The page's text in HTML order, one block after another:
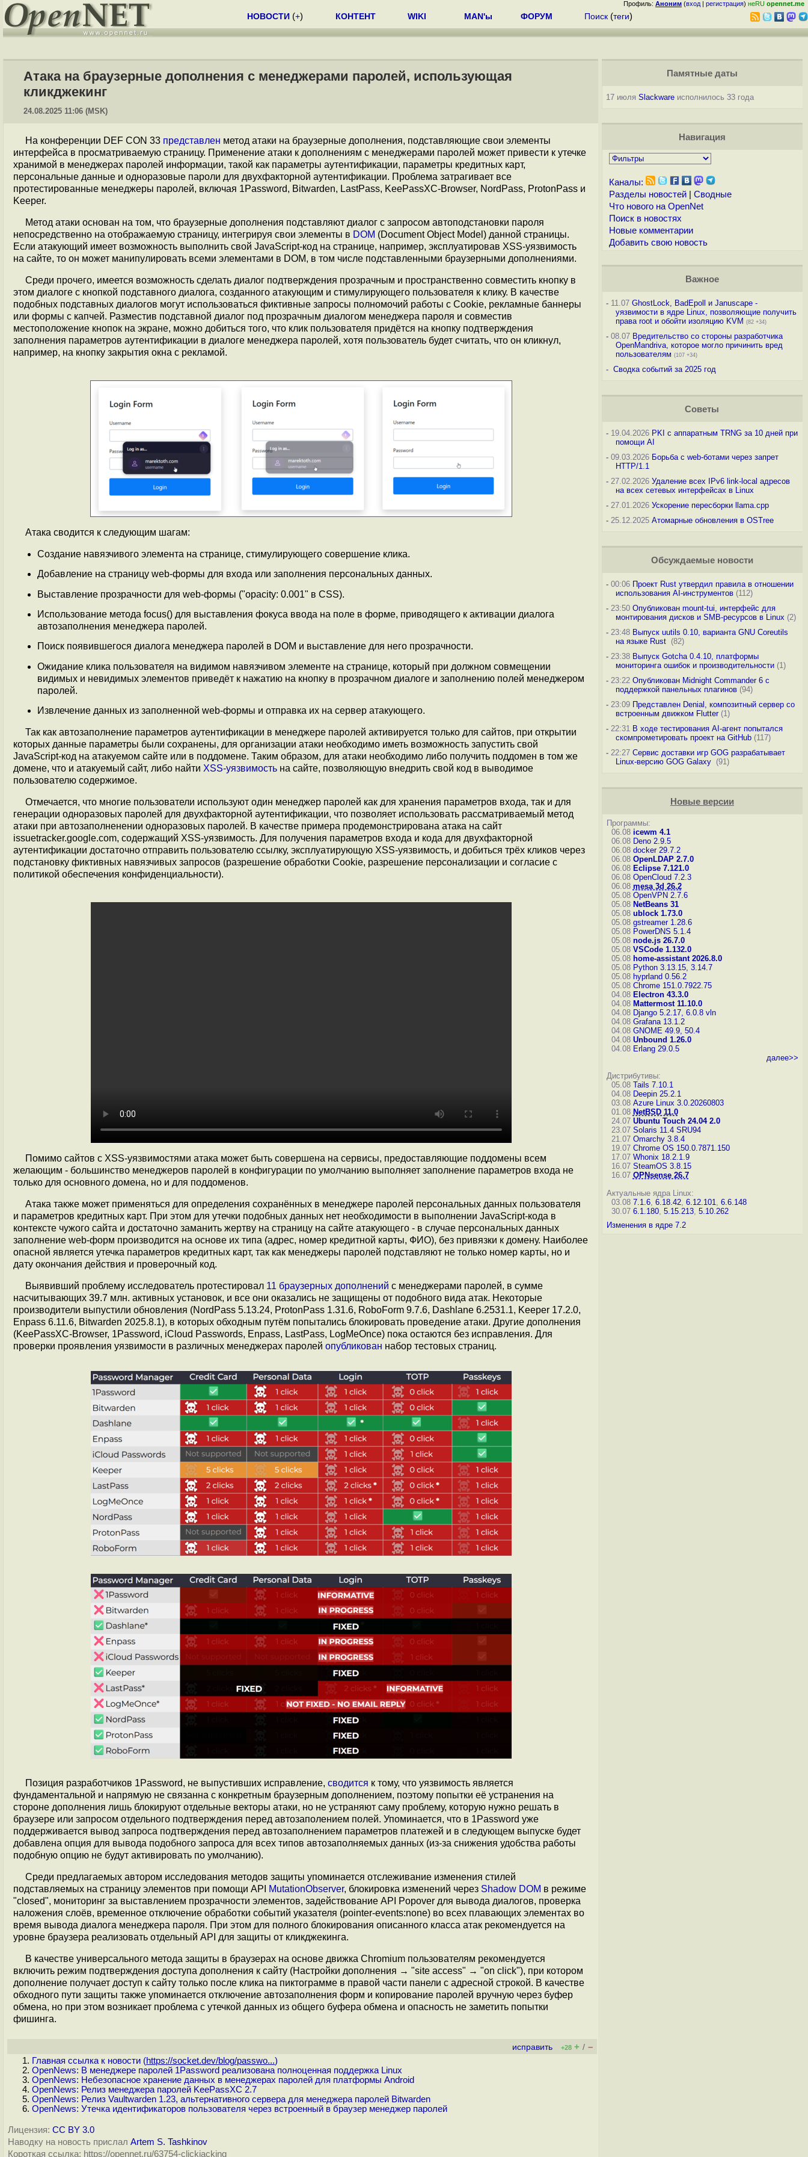
Профиль: Аноним (вход | регистрация) неRU opennet.me
НОВОСТИ (+) КОНТЕНТ WIKI MAN'ы ФОРУМ Поиск (теги)
Атака на браузерные дополнения с менеджерами паролей, использующая
кликджекинг
24.08.2025 11:06 (MSK)
На конференции DEF CON 33 представлен метод атаки на браузерные дополнения, подставляющие свои элементы
интерфейса в просматриваемую страницу. Применение атаки к дополнениям с менеджерами паролей может привести к утечке
хранимой в менеджерах паролей информации, такой как параметры аутентификации, параметры кредитных карт,
персональные данные и одноразовые пароли для двухфакторной аутентификации. Проблема затрагивает все
протестированные менеджеры паролей, включая 1Password, Bitwarden, LastPass, KeePassXC-Browser, NordPass, ProtonPass и
Keeper.
Метод атаки основан на том, что браузерные дополнения подставляют диалог с запросом автоподстановки пароля
непосредственно на отображаемую страницу, интегрируя свои элементы в DOM (Document Object Model) данной страницы.
Если атакующий имеет возможность выполнить свой JavaScript-код на странице, например, эксплуатировав XSS-уязвимость
на сайте, то он может манипулировать всеми элементами в DOM, в том числе подставленными браузерными дополнениями.
Среди прочего, имеется возможность сделать диалог подтверждения прозрачным и пространственно совместить кнопку в
этом диалоге с кнопкой подставного диалога, созданного атакующим и стимулирующего пользователя к клику. В качестве
подобных подставных диалогов могут использоваться фиктивные запросы полномочий работы с Cookie, рекламные баннеры
или формы с капчей. Разместив подставной диалог под прозрачным диалогом менеджера пароля и совместив
местоположение кнопок на экране, можно добиться того, что клик пользователя придётся на кнопку подтверждения
заполнения параметров аутентификации в диалоге менеджера паролей, хотя пользователь будет считать, что он кликнул,
например, на кнопку закрытия окна с рекламой.
Атака сводится к следующим шагам:
Создание навязчивого элемента на странице, стимулирующего совершение клика.
Добавление на страницу web-формы для входа или заполнения персональных данных.
Выставление прозрачности для web-формы ("opacity: 0.001" в CSS).
Использование метода focus() для выставления фокуса ввода на поле в форме, приводящего к активации диалога
автозаполнения менеджера паролей.
Поиск появившегося диалога менеджера паролей в DOM и выставление для него прозрачности.
Ожидание клика пользователя на видимом навязчивом элементе на странице, который при должном совмещении
видимых и невидимых элементов приведёт к нажатию на кнопку в прозрачном диалоге и заполнению полей менеджером
паролей.
Извлечение данных из заполненной web-формы и отправка их на сервер атакующего.
Так как автозаполнение параметров аутентификации в менеджере паролей активируется только для сайтов, при открытии
которых данные параметры были сохранены, для организации атаки необходимо иметь возможность запустить свой
JavaScript-код на атакуемом сайте или в поддомене. Таким образом, для атаки необходимо либо получить поддомен в том же
домене, что и атакуемый сайт, либо найти XSS-уязвимость на сайте, позволяющую внедрить свой код в выводимое
пользователю содержимое.
Отмечается, что многие пользователи используют один менеджер паролей как для хранения параметров входа, так и для
генерации одноразовых паролей для двухфакторной аутентификации, что позволяет использовать рассматриваемый метод
атаки при автозаполненении одноразовых паролей. В качестве примера продемонстрирована атака на сайт
issuetracker.google.com, содержащий XSS-уязвимость. Для получения параметров входа и кода для двухфакторной
аутентификации достаточно отправить пользователю ссылку, эксплуатирующую XSS-уязвимость, и добиться трёх кликов через
подстановку фиктивных навязчивых запросов (разрешение обработки Cookie, разрешение персонализации и согласие с
политикой обеспечения конфиденциальности).
Помимо сайтов с XSS-уязвимостями атака может быть совершена на сервисы, предоставляющие поддомены всем
желающим - большинство менеджеров паролей в конфигурации по умолчанию выполняет заполнение параметров входа не
только для основного домена, но и для поддоменов.
Атака также может применяться для определения сохранённых в менеджере паролей персональных данных пользователя
и параметров кредитных карт. При этом для утечки подобных данных нет необходимости в выполнении JavaScript-кода в
контексте чужого сайта и достаточно заманить жертву на страницу на сайте атакующего - в случае персональных данных
заполнение web-форм производится на основе их типа (адрес, номер кредитной карты, ФИО), без привязки к домену. Наиболее
опасной является утечка параметров кредитных карт, так как менеджеры паролей подставляют не только номер карты, но и
дату окончания действия и проверочный код.
Выявивший проблему исследователь протестировал 11 браузерных дополнений с менеджерами паролей, в сумме
насчитывающих 39.7 млн. активных установок, и все они оказались не защищены от подобного вида атак. Некоторые
производители выпустили обновления (NordPass 5.13.24, ProtonPass 1.31.6, RoboForm 9.7.6, Dashlane 6.2531.1, Keeper 17.2.0,
Enpass 6.11.6, Bitwarden 2025.8.1), в которых обходным путём попытались блокировать проведение атаки. Другие дополнения
(KeePassXC-Browser, 1Password, iCloud Passwords, Enpass, LastPass, LogMeOnce) пока остаются без исправления. Для
проверки проявления уязвимости в различных менеджерах паролей опубликован набор тестовых страниц.
Позиция разработчиков 1Password, не выпустивших исправление, сводится к тому, что уязвимость является
фундаментальной и напрямую не связанна с конкретным браузерным дополнением, поэтому попытки её устранения на
стороне дополнения лишь блокируют отдельные векторы атаки, но не устраняют саму проблему, которую нужно решать в
браузере или запросом отдельного подтверждения перед автозаполением полей. Упоминается, что в 1Password уже
поддерживается вывод запроса подтверждения перед автозаполнением параметров платежей и в следующем выпуске будет
добавлена опция для вывода подобного запроса для всех типов автозаполняемых данных (из-за снижения удобства работы
подобную опцию не будут активировать по умолчанию).
Среди предлагаемых автором исследования методов защиты упоминается отслеживание изменения стилей
подставляемых на страницу элементов при помощи API
MutationObserver, блокировка изменений через Shadow DOM в режиме
"closed", мониторинг за выставлением прозрачности элементов, задействование API Popover для вывода диалогов, проверка
наложения слоёв, временное отключение обработки событий указателя (pointer-events:none) во всех плавающих элементах во
время вывода диалога менеджера пароля. При этом для полного блокирования описанного класса атак рекомендуется на
уровне браузера реализовать отдельный API для защиты от кликджекинга.
В качестве универсального метода защиты в браузерах на основе движка Chromium пользователям рекомендуется
включить режим подтверждения доступа дополнения к сайту (Настройки дополнения → "site access" → "on click"), при котором
дополнение получает доступ к сайту только после клика на пиктограмме в правой части панели с адресной строкой. В качестве
обходного пути защиты также упоминается отключение автозаполнения форм и копирование паролей вручную через буфер
обмена, но при этом возникает проблема с утечкой данных из общего буфера обмена и опасность не заметить попытки
фишинга.
исправить +28 + / –
Главная ссылка к новости (https://socket.dev/blog/passwo...)
OpenNews: В менеджере паролей 1Password реализована полноценная поддержка Linux
OpenNews: Небезопасное хранение данных в менеджерах паролей для платформы Android
OpenNews: Релиз менеджера паролей KeePassXC 2.7
OpenNews: Релиз Vaultwarden 1.23, альтернативного сервера для менеджера паролей Bitwarden
OpenNews: Утечка идентификаторов пользователя через встроенный в браузер менеджер паролей
Лицензия: CC BY 3.0
Наводку на новость прислал Artem S. Tashkinov
Короткая ссылка: https://opennet.ru/63754-clickjacking
Памятные даты
17 июля Slackwareисполнилось 33 года
Навигация
Каналы:
Разделы новостей| Сводные
Что нового на OpenNet
Поиск в новостях
Новые комментарии
Добавить свою новость
Важное
-11.07 GhostLock, BadEpoll и Januscape -
уязвимости в ядре Linux, позволяющие получить
права root и обойти изоляцию KVM (82 +34)
-08.07 Вредительство со стороны разработчика
OpenMandriva, которое могло причинить вред
пользователям (107 +34)
- Сводка событий за 2025 год
Советы
-19.04.2026 PKI с аппаратным TRNG за 10 дней при
помощи AI
-09.03.2026 Борьба с web-ботами через запрет
HTTP/1.1
-27.02.2026 Удаление всех IPv6 link-local адресов
на всех сетевых интерфейсах в Linux
-27.01.2026 Ускорение пересборки llama.cpp
-25.12.2025 Атомарные обновления в OSTree
Обсуждаемые новости
-00:06 Проект Rust утвердил правила в отношении
использования AI-инструментов(112)
-23:50 Опубликован mount-tui, интерфейс для
монтирования дисков и SMB-ресурсов в Linux (2)
-23:48 Выпуск uutils 0.10, варианта GNU Coreutils
на языке Rust (82)
-23:38 Выпуск Gotcha 0.4.10, платформы
мониторинга ошибок и производительности(1)
-23:22 Опубликован Midnight Commander 6 c
поддержкой панельных плагинов(94)
-23:09 Представлен Denial, композитный сервер со
встроенным движком Flutter(1)
-22:31 В ходе тестирования AI-агент попытался
скомпрометировать проект на GitHub(117)
-22:27 Сервис доставки игр GOG разрабатывает
Linux-версию GOG Galaxy (91)
Новые версии
Программы:
06.08 icewm 4.1
06.08 Deno 2.9.5
06.08 docker 29.7.2
06.08 OpenLDAP 2.7.0
06.08 Eclipse 7.121.0
06.08 OpenCloud 7.2.3
06.08 mesa 3d 26.2
05.08 OpenVPN 2.7.6
05.08 NetBeans 31
05.08 ublock 1.73.0
05.08 gstreamer 1.28.6
05.08 PowerDNS 5.1.4
05.08 node.js 26.7.0
05.08 VSCode 1.132.0
05.08 home-assistant 2026.8.0
05.08 Python 3.13.15, 3.14.7
05.08 hyprland 0.56.2
05.08 Chrome 151.0.7922.75
04.08 Electron 43.3.0
04.08 Mattermost 11.10.0
04.08 Django 5.2.17, 6.0.8 vln
04.08 Grafana 13.1.2
04.08 GNOME 49.9, 50.4
04.08 Unbound 1.26.0
04.08 Erlang 29.0.5
далее>>
Дистрибутивы:
05.08 Tails 7.10.1
04.08 Deepin 25.2.1
03.08 Azure Linux 3.0.20260803
01.08 NetBSD 11.0
24.07 Ubuntu Touch 24.04 2.0
23.07 Solaris 11.4 SRU94
21.07 Omarchy 3.8.4
19.07 Chrome OS 150.0.7871.150
17.07 Whonix 18.2.1.9
16.07 SteamOS 3.8.15
16.07 OPNsense 26.7
Актуальные ядра Linux:
03.08 7.1.6, 6.18.42, 6.12.101, 6.6.148
30.07 6.1.180, 5.15.213, 5.10.262
Изменения в ядре 7.2